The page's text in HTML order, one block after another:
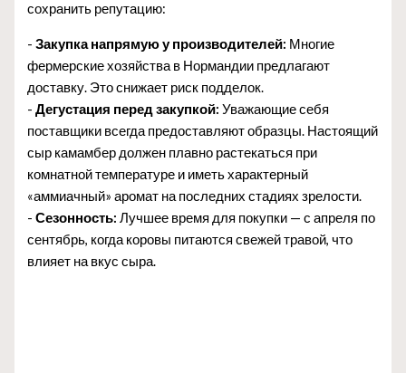
сохранить репутацию:
-Закупка напрямую у производителей: Многие
фермерские хозяйства в Нормандии предлагают
доставку. Это снижает риск подделок.
-Дегустация перед закупкой: Уважающие себя
поставщики всегда предоставляют образцы. Настоящий
сыр камамбер должен плавно растекаться при
комнатной температуре и иметь характерный
«аммиачный» аромат на последних стадиях зрелости.
-Сезонность: Лучшее время для покупки — с апреля по
сентябрь, когда коровы питаются свежей травой, что
влияет на вкус сыра.